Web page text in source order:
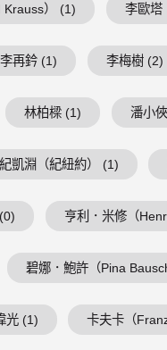
Krauss） (1) 李歐塔
李再鈐 (1) 李梅樹 (2)
林柏樑 (1) 潘小
紀凱淵（紀紐約） (1)
亨利．米修（
碧娜．鮑許（Pina
光 (1) 卡夫卡（